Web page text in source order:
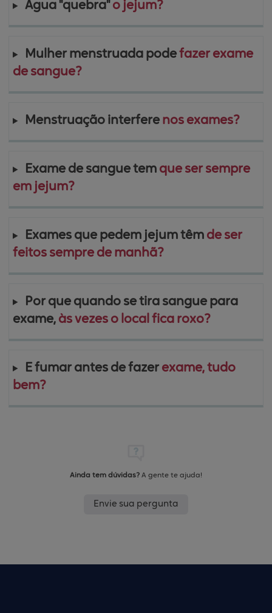
Água "quebra" o jejum?
Mulher menstruada pode fazer exame
de sangue?
Menstruação interfere nos exames?
Exame de sangue tem que ser sempre
em jejum?
Exames que pedem jejum têm de ser
feitos sempre de manhã?
Por que quando se tira sangue para
exame, às vezes o local fica roxo?
E fumar antes de fazer exame, tudo
bem?
Ainda tem dúvidas? A gente te ajuda!
Envie sua pergunta